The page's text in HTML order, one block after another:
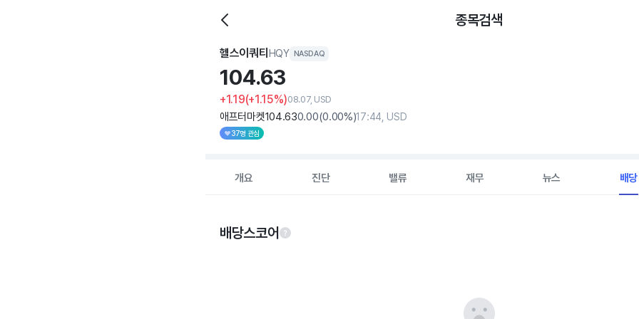
종목검색
헬스이쿼티 HQY NASDAQ
104.63
+1.19(+1.15%)08.07, USD
애프터마켓104.630.00(0.00%)17:44, USD
37명 관심
개요 진단 밸류 재무 뉴스 배당
배당스코어